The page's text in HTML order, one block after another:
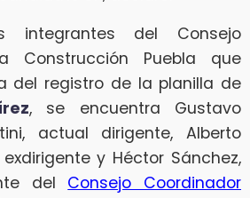
integrantes del Consejo
Construcción Puebla que
del registro de la planilla de
, se encuentra Gustavo
actual dirigente, Alberto
exdirigente y Héctor Sánchez,
del Consejo Coordinador